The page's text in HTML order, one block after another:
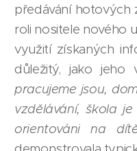
předávání hotových
roli nositele nového
využití získaných
důležitý, jako jeho
pracujeme jsou,
vzdělávání, škola
orientováni na